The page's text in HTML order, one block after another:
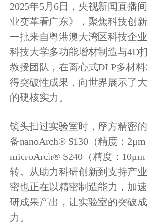
2025年5月6日，央视新闻直播
业变革看广东》，聚焦科技创
一批来自粤港澳大湾区科技企
科技大学多功能增材制造与4D
教授团队，在离心式DLP多材
得突破性成果，向世界展示了
的硬核实力。
镜头扫过实验室时，摩方精密
备nanoArch® S130（精度：
microArch® S240（精度：
转。从助力科研创新到支持产
密也正在以精密制造能力，加
研成果产出，让实验室的突破
力。